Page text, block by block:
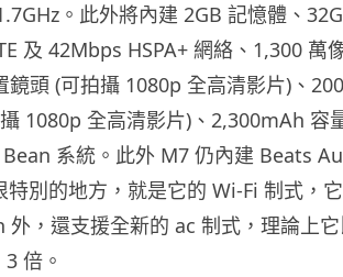
。此外將內建 2GB 記憶體、
及 42Mbps HSPA+ 網絡、1,300 萬
鏡頭 (可拍攝 1080p 全高清影片)、
1080p 全高清影片)、2,300mAh 容
系統。此外 M7 仍內建 Beats
特別的地方，就是它的 Wi-Fi 制式，
，還支援全新的 ac 制式，理論上
倍。